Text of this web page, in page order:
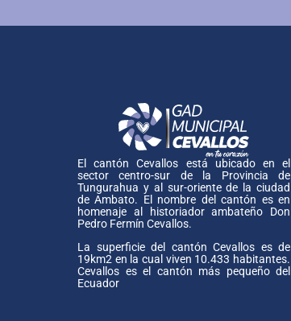
El cantón Cevallos está ubicado en el
sector centro-sur de la Provincia de
Tungurahua y al sur-oriente de la ciudad
de Ambato. El nombre del cantón es en
homenaje al historiador ambateño Don
Pedro Fermín Cevallos.
La superficie del cantón Cevallos es de
19km2 en la cual viven 10.433 habitantes.
Cevallos es el cantón más pequeño del
Ecuador